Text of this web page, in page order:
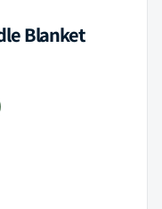
Blanket